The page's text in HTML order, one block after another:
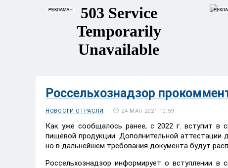
Россельхознадзор
НОВОСТИ ОТРАСЛИ 24 МАЯ 2021 10:59
Как уже сообщалось ранее, с 2022 г. вступит в
пищевой продукции. Дополнительной
но в дальнейшем требования документа будут
Россельхознадзор информирует о вступлении в